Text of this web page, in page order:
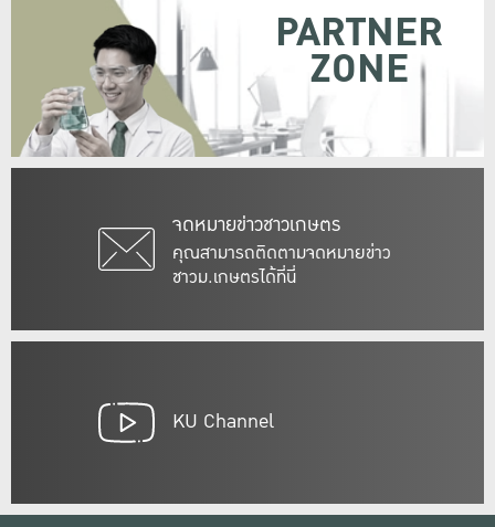
จดหมายข่าวชาวเกษตร
คุณสามารถติดตามจดหมายข่าว
ชาวม.เกษตรได้ที่นี่
PARTNER
ZONE
KU Channel